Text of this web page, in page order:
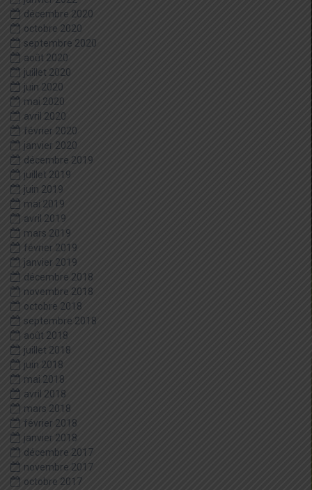
décembre 2020
octobre 2020
septembre 2020
août 2020
juillet 2020
juin 2020
mai 2020
avril 2020
février 2020
janvier 2020
décembre 2019
juillet 2019
juin 2019
mai 2019
avril 2019
mars 2019
février 2019
janvier 2019
décembre 2018
novembre 2018
octobre 2018
septembre 2018
août 2018
juillet 2018
juin 2018
mai 2018
avril 2018
mars 2018
février 2018
janvier 2018
décembre 2017
novembre 2017
octobre 2017